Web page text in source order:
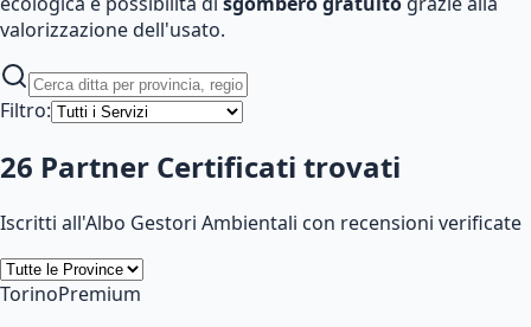
valorizzazione dell'usato.
Filtro:
26 Partner Certificati trovati
Iscritti all'Albo Gestori Ambientali con recensioni verificate
TorinoPremium